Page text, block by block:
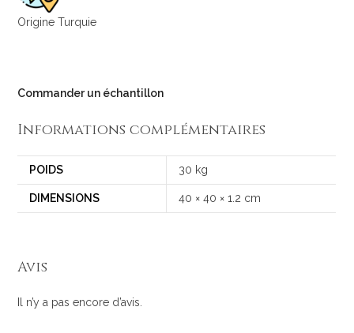
Origine Turquie
Commander un échantillon
Informations complémentaires
POIDS 30 kg
DIMENSIONS 40 × 40 × 1.2 cm
Avis
Il n’y a pas encore d’avis.